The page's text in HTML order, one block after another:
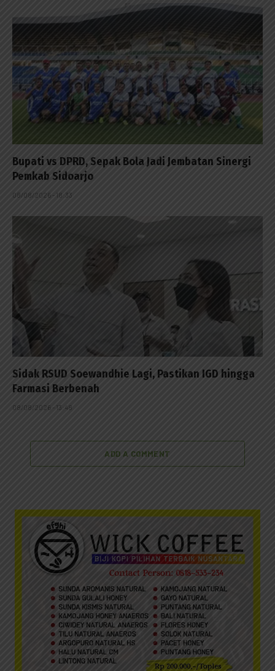
Bupati vs DPRD, Sepak Bola Jadi Jembatan Sinergi
Pemkab Sidoarjo
08/08/2026 - 18:33
Sidak RSUD Soewandhie Lagi, Pastikan IGD hingga
Farmasi Berbenah
08/08/2026 - 13:48
ADD A COMMENT